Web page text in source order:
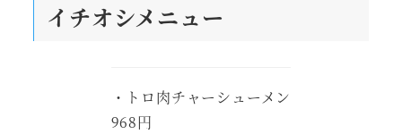
イチオシメニュー
・トロ肉チャーシューメン
968円